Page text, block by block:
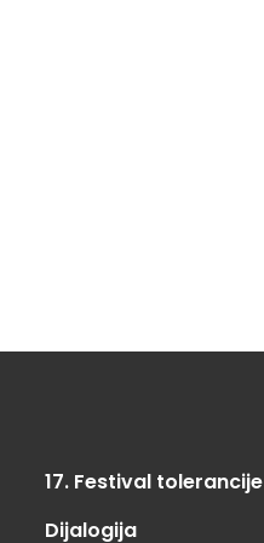
17. Festival tolerancije
Dijalogija